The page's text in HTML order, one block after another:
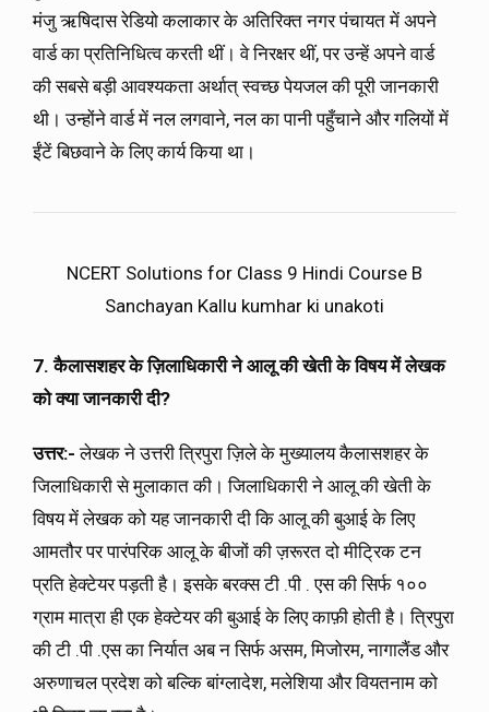
मंजु ऋषिदास रेडियो कलाकार के अतिरिक्त नगर पंचायत में अपने
वार्ड का प्रतिनिधित्व करती थीं। वे निरक्षर थीं, पर उन्हें अपने वार्ड
की सबसे बड़ी आवश्यकता अर्थात् स्वच्छ पेयजल की पूरी जानकारी
थी। उन्होंने वार्ड में नल लगवाने, नल का पानी पहुँचाने और गलियों में
ईंटें बिछवाने के लिए कार्य किया था।
NCERT Solutions for Class 9 Hindi Course B
Sanchayan Kallu kumhar ki unakoti
7. कैलासशहर के ज़िलाधिकारी ने आलू की खेती के विषय में लेखक
को क्या जानकारी दी?
उत्तर:-लेखक ने उत्तरी त्रिपुरा ज़िले के मुख्यालय कैलासशहर के
जिलाधिकारी से मुलाकात की। जिलाधिकारी ने आलू की खेती के
विषय में लेखक को यह जानकारी दी कि आलू की बुआई के लिए
आमतौर पर पारंपरिक आलू के बीजों की ज़रूरत दो मीट्रिक टन
प्रति हेक्टेयर पड़ती है। इसके बरक्स टी .पी . एस की सिर्फ १००
ग्राम मात्रा ही एक हेक्टेयर की बुआई के लिए काफ़ी होती है। त्रिपुरा
की टी .पी .एस का निर्यात अब न सिर्फ असम, मिजोरम, नागालैंड और
अरुणाचल प्रदेश को बल्कि बांग्लादेश, मलेशिया और वियतनाम को